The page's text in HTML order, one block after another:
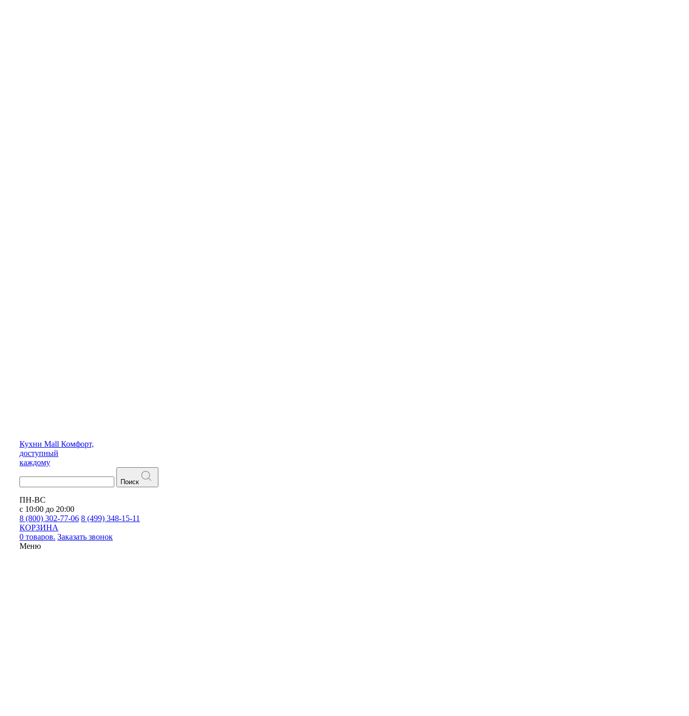
Кухни Mall Комфорт,
доступный
каждому
Поиск
ПН-ВС
с 10:00 до 20:00
8 (800) 302-77-06 8 (499) 348-15-11
КОРЗИНА
0 товаров. Заказать звонок
Меню